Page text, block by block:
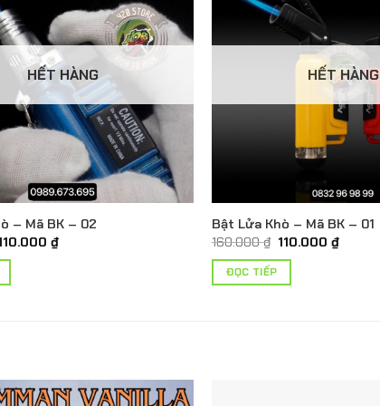
HẾT HÀNG
– Mã BK – 02
₫Giá
HẾT HÀNG
Bật Lửa Khò – Mã BK – 01
160.000₫ Giá
là:
110.000₫Giá
ĐỌC TIẾP